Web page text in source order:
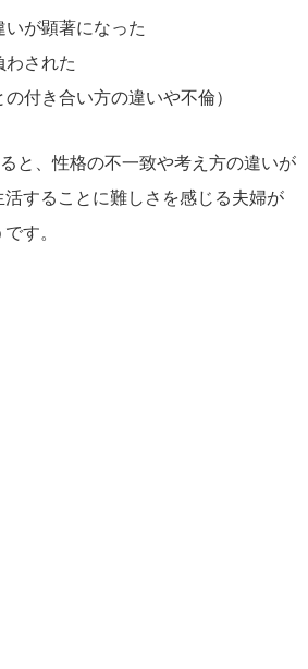
が顕著になった
わされた
付き合い方の違いや不倫）
と、性格の不一致や考え方の違いが
することに難しさを感じる夫婦が
す。